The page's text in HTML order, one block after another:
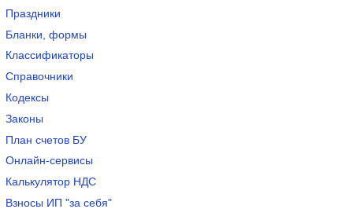
Праздники
Бланки, формы
Классификаторы
Справочники
Кодексы
Законы
План счетов БУ
Онлайн-сервисы
Калькулятор НДС
Взносы ИП "за себя"